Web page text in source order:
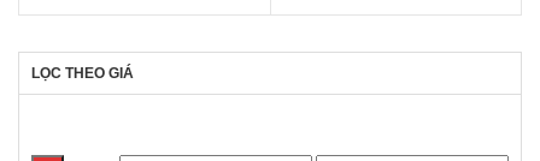
1.590.000 ₫.là:
LỌC THEO GIÁ